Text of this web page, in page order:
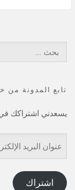
تابع المدونة من
يسعدني اشتراكك في
عنوان
البريد
الإلكتروني
اشتراك